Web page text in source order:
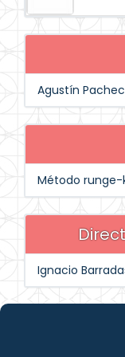
Agustín
Método
Ignacio